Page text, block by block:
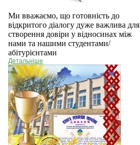
Ми вважаємо, що готовність до
відкритого діалогу дуже важлива для
створення довіри у відносинах між
нами та нашими студентами/
абітурієнтами
Детальніше